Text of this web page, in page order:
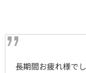
長期間お疲れ様で